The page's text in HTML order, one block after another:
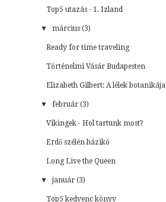
Top5 utazás - 1. Izland
▼ március (3)
Ready for time traveling
Történelmi Vásár Budapesten
Elizabeth Gilbert: A lélek botanikája
▼ február (3)
Vikingek - Hol tartunk most?
Erdő szélén házikó
Long Live the Queen
▼ január (3)
Top5 kedvenc könyv